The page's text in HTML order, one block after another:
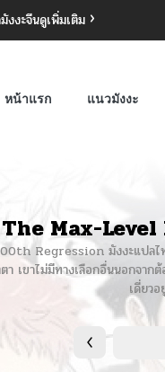
มังงะจีนดูเพิ่มเติม
หน้าแรก แนวมังงะ
The Max-
Regression มังงะแปลไท
า เขาไม่มีทางเลือกอื่นนอกจ
เดี่ยว